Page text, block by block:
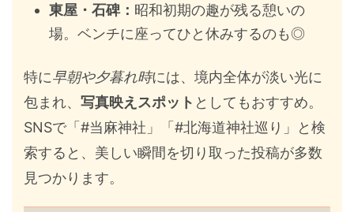
東屋・石碑： 昭和初期の趣が残る憩いの
場。ベンチに座ってひと休みするのも◎
特に早朝や夕暮れ時には、境内全体が淡い光に
包まれ、 写真映えスポット としてもおすすめ。
SNSで「#当麻神社」「#北海道神社巡り」と検
索すると、美しい瞬間を切り取った投稿が多数
見つかります。